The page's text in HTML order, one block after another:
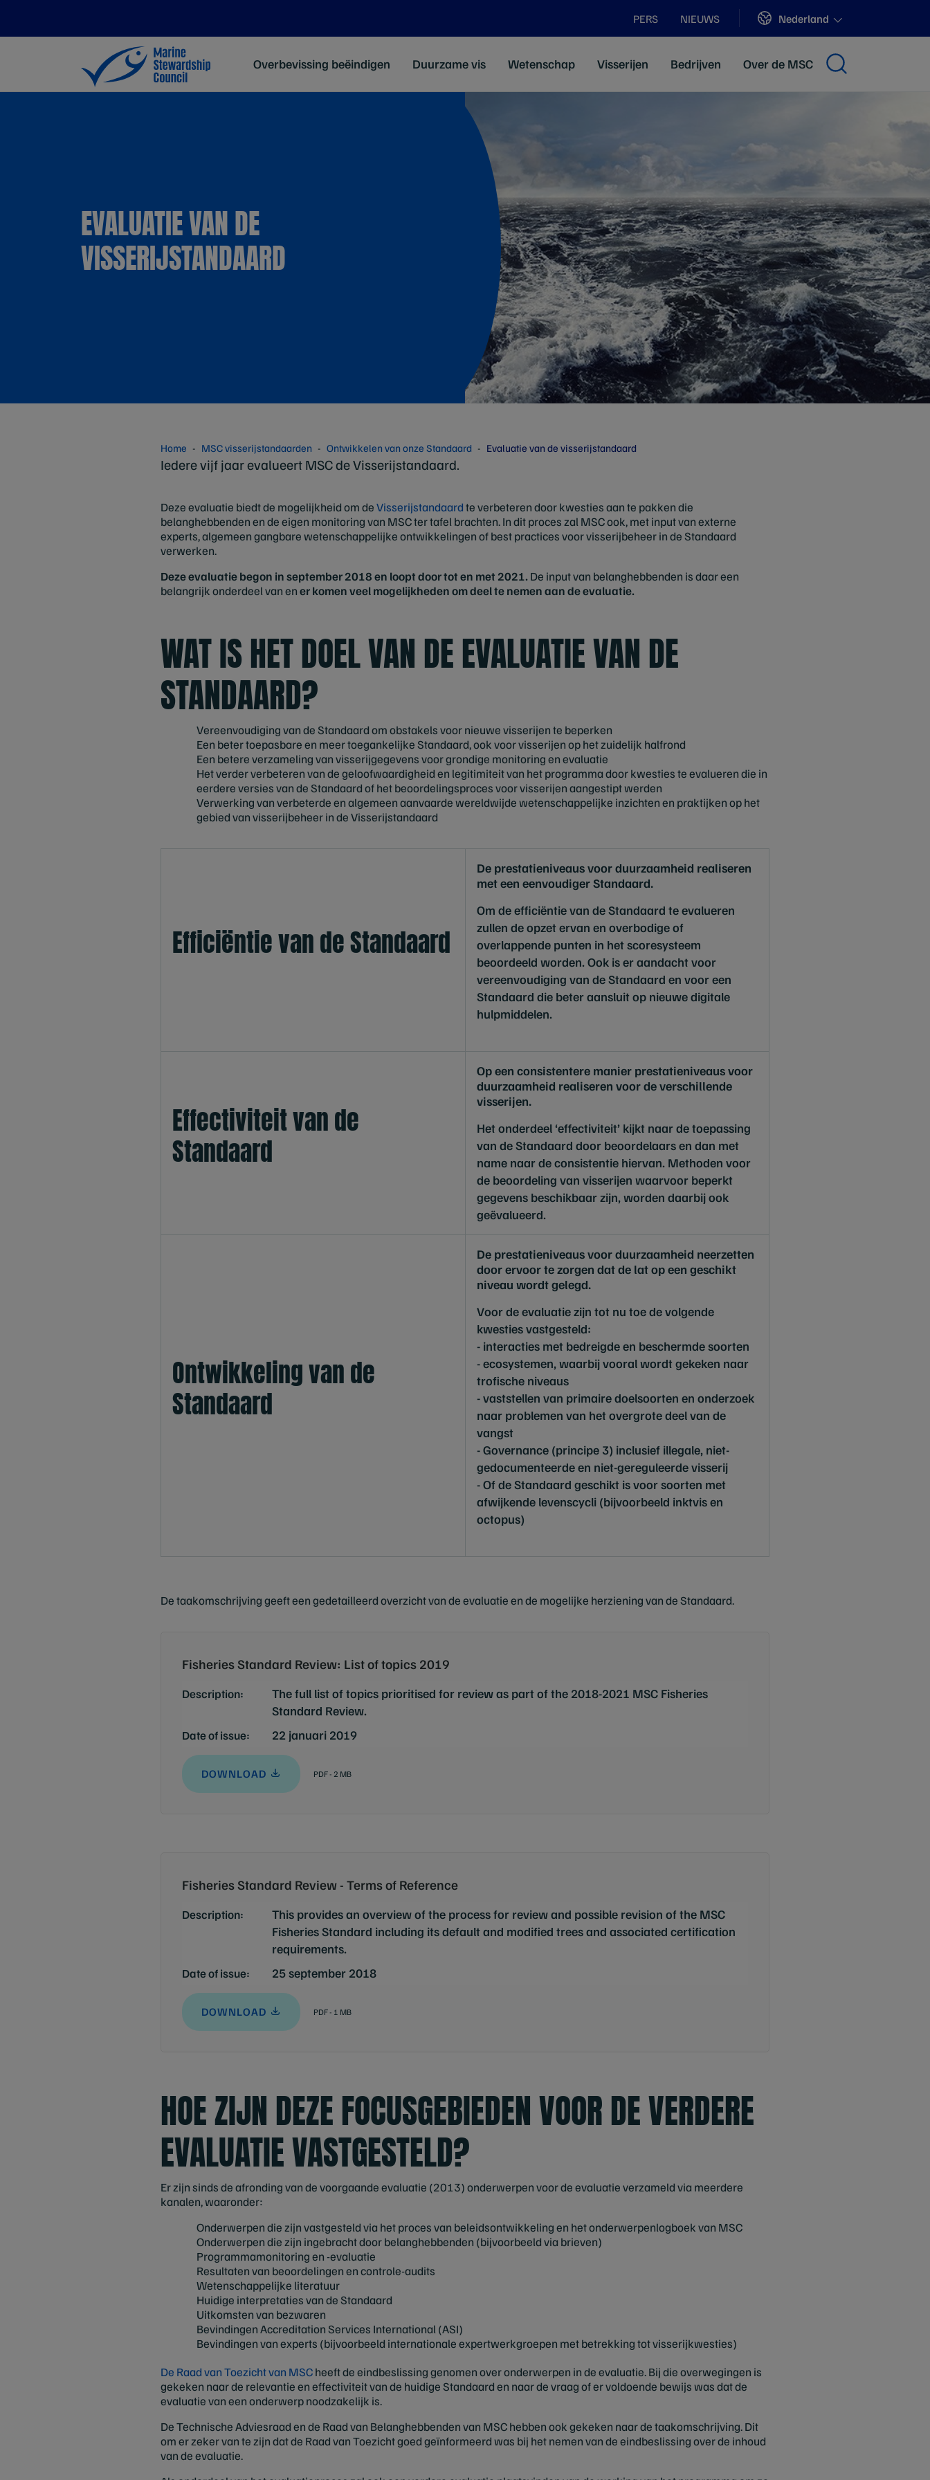
PERS NIEUWS Sites
Nederland
Overbevissing beëindigen Duurzame vis Wetenschap Visserijen Bedrijven Over de MSC
EVALUATIE VAN DE
VISSERIJSTANDAARD
Home MSC visserijstandaarden Ontwikkelen van onze Standaard Evaluatie van de visserijstandaard
Iedere vijf jaar evalueert MSC de Visserijstandaard.
Deze evaluatie biedt de mogelijkheid om deVisserijstandaardte verbeteren door kwesties aan te pakken die
belanghebbenden en de eigen monitoring van MSC ter tafel brachten. In dit proces zal MSC ook, met input van externe
experts, algemeen gangbare wetenschappelijke ontwikkelingen of best practices voor visserijbeheer in de Standaard
verwerken.
Deze evaluatie begon in september 2018 en loopt door tot en met 2021.De input van belanghebbenden is daar een
belangrijk onderdeel van ener komen veel mogelijkheden om deel te nemen aan de evaluatie.
WAT IS HET DOEL VAN DE EVALUATIE VAN DE
STANDAARD?
Vereenvoudiging van de Standaard om obstakels voor nieuwe visserijen te beperken
Een beter toepasbare en meer toegankelijke Standaard, ook voor visserijen op het zuidelijk halfrond
Een betere verzameling van visserijgegevens voor grondige monitoring en evaluatie
Het verder verbeteren van de geloofwaardigheid en legitimiteit van het programma door kwesties te evalueren die in
eerdere versies van de Standaard of het beoordelingsproces voor visserijen aangestipt werden
Verwerking van verbeterde en algemeen aanvaarde wereldwijde wetenschappelijke inzichten en praktijken op het
gebied van visserijbeheer in de Visserijstandaard
Efficiëntie van de Standaard
De prestatieniveaus voor duurzaamheid realiseren
met een eenvoudiger Standaard.
Om de efficiëntie van de Standaard te evalueren
zullen de opzet ervan en overbodige of
overlappende punten in het scoresysteem
beoordeeld worden. Ook is er aandacht voor
vereenvoudiging van de Standaard en voor een
Standaard die beter aansluit op nieuwe digitale
hulpmiddelen.
Effectiviteit van de
Standaard
Op een consistentere manier prestatieniveaus voor
duurzaamheid realiseren voor de verschillende
visserijen.
Het onderdeel ‘effectiviteit’ kijkt naar de toepassing
van de Standaard door beoordelaars en dan met
name naar de consistentie hiervan. Methoden voor
de beoordeling van visserijen waarvoor beperkt
gegevens beschikbaar zijn, worden daarbij ook
geëvalueerd.
Ontwikkeling van de
Standaard
De prestatieniveaus voor duurzaamheid neerzetten
door ervoor te zorgen dat de lat op een geschikt
niveau wordt gelegd.
Voor de evaluatie zijn tot nu toe de volgende
kwesties vastgesteld:
- interacties met bedreigde en beschermde soorten
- ecosystemen, waarbij vooral wordt gekeken naar
trofische niveaus
- vaststellen van primaire doelsoorten en onderzoek
naar problemen van het overgrote deel van de
vangst
- Governance (principe 3) inclusief illegale, niet-
gedocumenteerde en niet-gereguleerde visserij
- Of de Standaard geschikt is voor soorten met
afwijkende levenscycli (bijvoorbeeld inktvis en
octopus)
De taakomschrijving geeft een gedetailleerd overzicht van de evaluatie en de mogelijke herziening van de Standaard.
Fisheries Standard Review: List of topics 2019
Description:
The full list of topics prioritised for review as part of the 2018-2021 MSC Fisheries
Standard Review.
Date of issue: 22 januari 2019
DOWNLOAD PDF - 2 MB
Fisheries Standard Review - Terms of Reference
Description:
This provides an overview of the process for review and possible revision of the MSC
Fisheries Standard including its default and modified trees and associated certification
requirements.
Date of issue: 25 september 2018
DOWNLOAD PDF - 1 MB
HOE ZIJN DEZE FOCUSGEBIEDEN VOOR DE VERDERE
EVALUATIE VASTGESTELD?
Er zijn sinds de afronding van de voorgaande evaluatie (2013) onderwerpen voor de evaluatie verzameld via meerdere
kanalen, waaronder:
Onderwerpen die zijn vastgesteld via het proces van beleidsontwikkeling en het onderwerpenlogboek van MSC
Onderwerpen die zijn ingebracht door belanghebbenden (bijvoorbeeld via brieven)
Programmamonitoring en -evaluatie
Resultaten van beoordelingen en controle-audits
Wetenschappelijke literatuur
Huidige interpretaties van de Standaard
Uitkomsten van bezwaren
Bevindingen Accreditation Services International (ASI)
Bevindingen van experts (bijvoorbeeld internationale expertwerkgroepen met betrekking tot visserijkwesties)
De Raad van Toezicht van MSCheeft de eindbeslissing genomen over onderwerpen in de evaluatie. Bij die overwegingen is
gekeken naar de relevantie en effectiviteit van de huidige Standaard en naar de vraag of er voldoende bewijs was dat de
evaluatie van een onderwerp noodzakelijk is.
De Technische Adviesraad en de Raad van Belanghebbenden van MSC hebben ook gekeken naar de taakomschrijving. Dit
om er zeker van te zijn dat de Raad van Toezicht goed geïnformeerd was bij het nemen van de eindbeslissing over de inhoud
van de evaluatie.